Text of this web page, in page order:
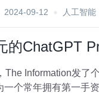
2024-09-12 人工智能
的ChatGPT
发了个新闻，透露了
一个常年拥有第一手